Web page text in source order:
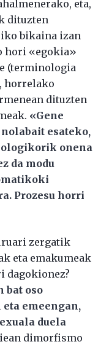
eta,
dituzten
bikaina izan
hori «egokia»
(terminologia
horrelako
dituzten
«Gene
esateko,
onena
da modu
Prozesu horri
zergatik
eta emakumeak
dagokionez?
bat oso
emeengan,
duela
dimorfismo